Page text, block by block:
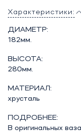
Характеристики:
ДИАМЕТР:
182мм.
ВЫСОТА:
280мм.
МАТЕРИАЛ:
хрусталь
ПОДРОБНЕЕ:
В оригинальных